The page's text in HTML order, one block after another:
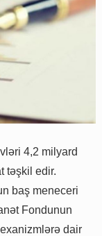
4,2 milyard
təşkil edir.
baş meneceri
Fondunun
dair